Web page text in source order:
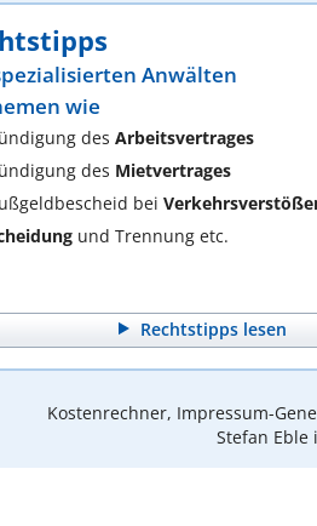
Anwälten
wie
des Arbeitsvertrages
des Mietvertrages
bei
und Trennung etc.
Rechtstipps lesen
Kostenrechner, Impressum-
Stefan